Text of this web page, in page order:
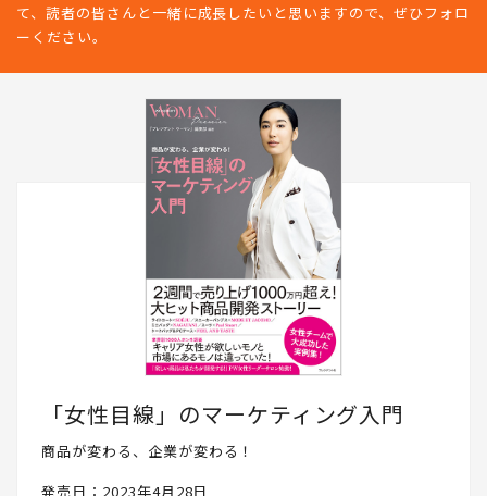
て、読者の皆さんと一緒に成長したいと思いますので、ぜひフォロ
ーください。
「女性目線」のマーケティング入門
商品が変わる、企業が変わる！
発売日：2023年4月28日